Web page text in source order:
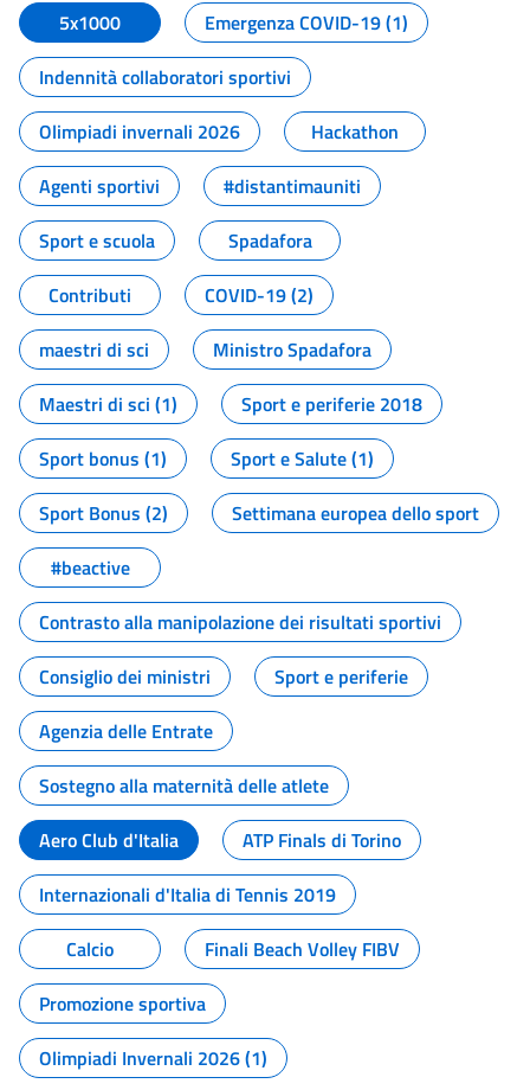
5x1000
Emergenza COVID-19 (1)
Indennità collaboratori sportivi
Olimpiadi invernali 2026
Hackathon
Agenti sportivi
#distantimauniti
Sport e scuola
Spadafora
Contributi
COVID-19 (2)
maestri di sci
Ministro Spadafora
Maestri di sci (1)
Sport e periferie 2018
Sport bonus (1)
Sport e Salute (1)
Sport Bonus (2)
Settimana europea dello sport
#beactive
Contrasto alla manipolazione dei risultati sportivi
Consiglio dei ministri
Sport e periferie
Agenzia delle Entrate
Sostegno alla maternità delle atlete
Aero Club d'Italia
ATP Finals di Torino
Internazionali d'Italia di Tennis 2019
Calcio
Finali Beach Volley FIBV
Promozione sportiva
Olimpiadi Invernali 2026 (1)